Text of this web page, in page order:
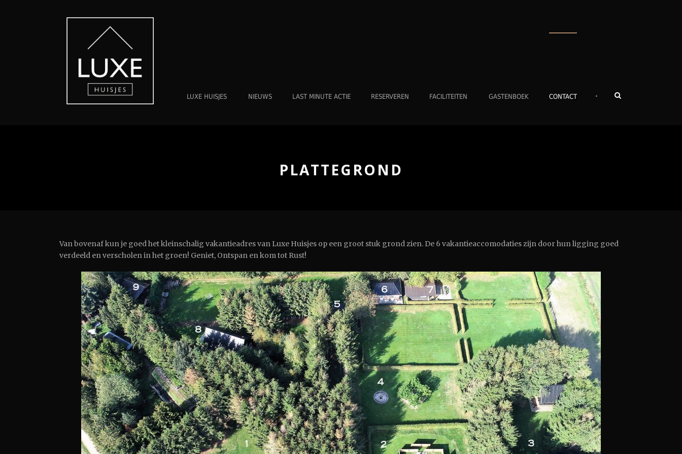
LUXE HUISJES NIEUWS LAST MINUTE ACTIE RESERVEREN FACILITEITEN GASTENBOEK CONTACT •
PLATTEGROND
Van bovenaf kun je goed het kleinschalig vakantieadres van Luxe Huisjes op een groot stuk grond zien. De 6 vakantieaccomodaties zijn door hun ligging goed
verdeeld en verscholen in het groen! Geniet, Ontspan en kom tot Rust!